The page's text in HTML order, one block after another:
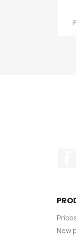
New
content of this site